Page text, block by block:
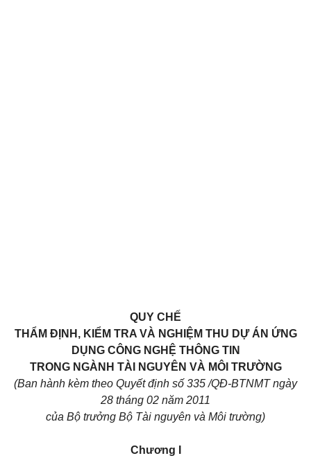
QUY CHẾ
THẨM ĐỊNH, KIỂM TRA VÀ NGHIỆM THU DỰ ÁN ỨNG
DỤNG CÔNG NGHỆ THÔNG TIN
TRONG NGÀNH TÀI NGUYÊN VÀ MÔI TRƯỜNG
(Ban hành kèm theo Quyết định số 335 /QĐ-BTNMT ngày
28 tháng 02 năm 2011
của Bộ trưởng Bộ Tài nguyên và Môi trường)
Chương I